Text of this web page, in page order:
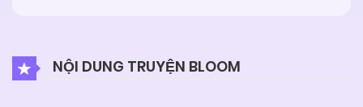
NỘI DUNG TRUYỆN BLOOM